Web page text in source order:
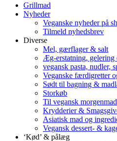
Grillmad
Nyheder
Veganske nyheder på
Tilmeld nyhedsbrev
Diverse
Mel, gærflager & salt
Æg-erstatning, gelering
vegansk pasta, nudler,
Veganske færdigretter
Sødt til bagning &
Storkøb
Til vegansk
Krydderier &
Asiatisk mad og
Vegansk dessert- &
‘Kød’ & pålæg